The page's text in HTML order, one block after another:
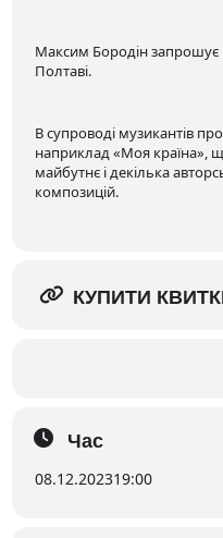
Максим Бородін запрошує
Полтаві.
В супроводі музикантів
наприклад «Моя країна»,
майбутнє і декілька
композицій.
КУПИТИ
Час
08.12.202319:00